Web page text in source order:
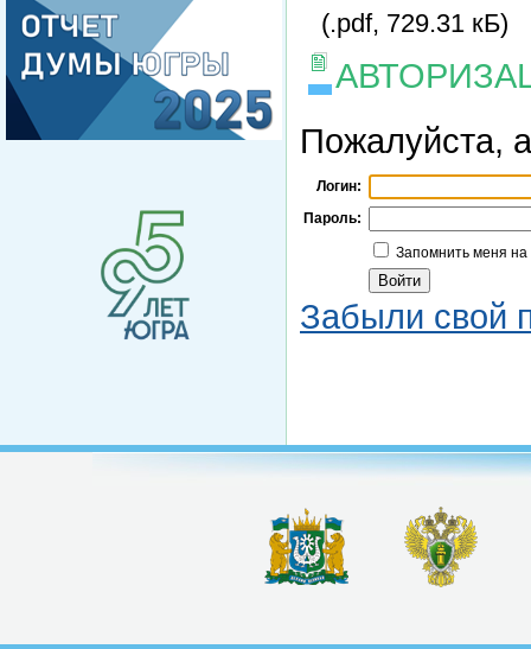
(.pdf, 729.31 кБ)
Пожалуйста,
Логин:
Пароль:
Запомнить меня
Забыли свой